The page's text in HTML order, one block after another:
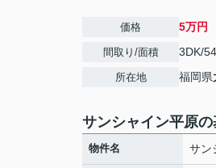
価格 5万円
間取り/面積 3DK/
所在地 福岡県
サンシャイン平原
物件名 サン